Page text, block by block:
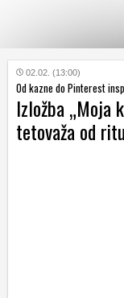
KATEGORIJE
HRVATSKI
WEB
02.02. (13:00)
Od kazne do Pinterest
Izložba „Moja
tetovaža od